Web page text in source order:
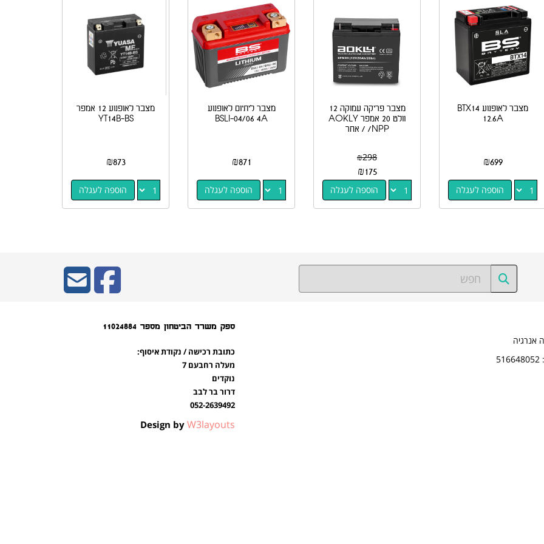
מצבר לאופנוע BTX14
12.6A
₪699
הוספה לעגלה
מצבר פריקה עמוקה 12
וולט 20 אמפר AOKLY
/NPP / אחר
₪298
₪175
הוספה לעגלה
מצבר ליתיום לאופנוע
BSLI-04/06 4A
₪871
הוספה לעגלה
מצבר לאופנוע 12 אמפר
YT14B-BS
₪873
הוספה לעגלה
אנרגיה
ספק משרד הביטחון מספר 11024884
כתובת רכישה / נקודת איסוף:
מעלה רחבעם 7
נוקדים
דרור בר לבב
052-2639492
Design by W3layouts